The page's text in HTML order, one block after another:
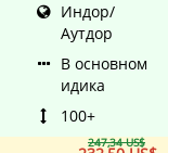
Индор/
Аутдор
В основном
идика
100+
247,34 US$